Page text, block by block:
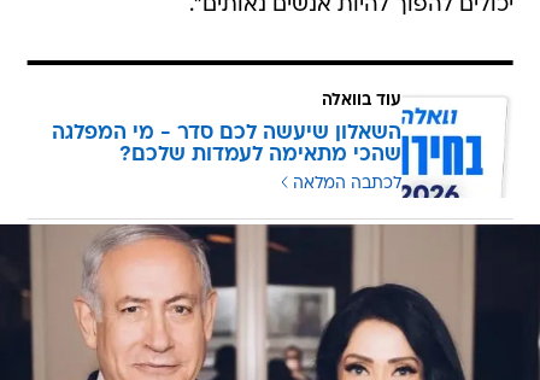
יכולים להפוך להיות אנשים נאותים".
עוד בוואלה
השאלון שיעשה לכם סדר - מי המפלגה
שהכי מתאימה לעמדות שלכם?
לכתבה המלאה